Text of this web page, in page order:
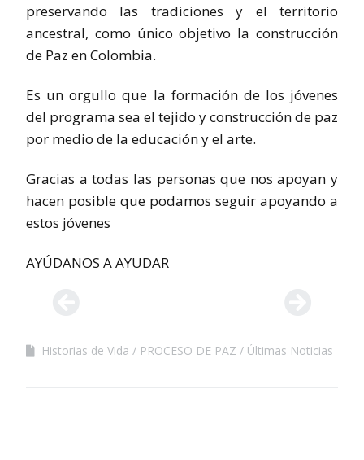
preservando las tradiciones y el territorio
ancestral, como único objetivo la construcción
de Paz en Colombia.
Es un orgullo que la formación de los jóvenes
del programa sea el tejido y construcción de paz
por medio de la educación y el arte.
Gracias a todas las personas que nos apoyan y
hacen posible que podamos seguir apoyando a
estos jóvenes
AYÚDANOS A AYUDAR
Historias de Vida PROCESO DE PAZ Últimas Noticias